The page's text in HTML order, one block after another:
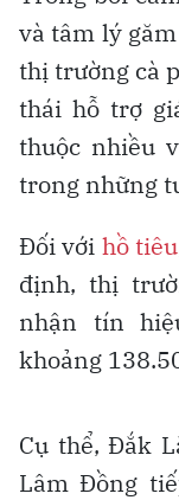
và tâm lý
thị trường cà
thái hỗ trợ
thuộc nhiều
trong những
Đối với hồ tiêu
định, thị
nhận tín
khoảng
Cụ thể, Đắk
Lâm Đồng